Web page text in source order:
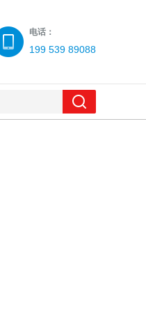
电话：
199 539 89088